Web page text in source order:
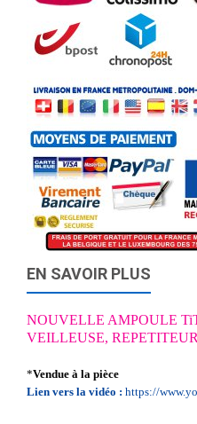
EN SAVOIR PLUS
NOUVELLE AMPOULE
VEILLEUSE,
*Vendue à la pièce
Lien vers la vidéo : https://